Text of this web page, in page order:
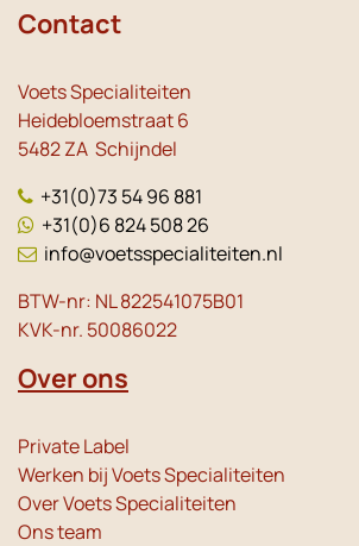
Contact
Voets Specialiteiten
Heidebloemstraat 6
5482 ZA Schijndel
+31(0)73 54 96 881
+31(0)6 824 508 26
info@voetsspecialiteiten.nl
BTW-nr: NL 822541075B01
KVK-nr. 50086022
Over ons
Private Label
Werken bij Voets Specialiteiten
Over Voets Specialiteiten
Ons team